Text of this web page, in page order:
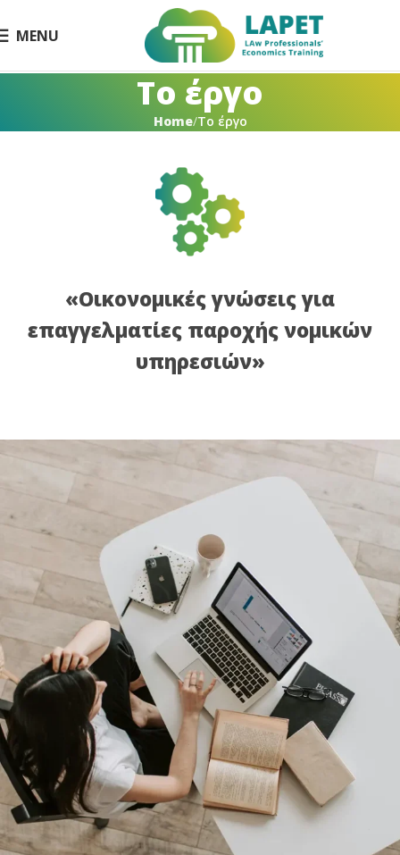
MENU
Το έργο
Home Το έργο
«Οικονομικές γνώσεις για
επαγγελματίες παροχής νομικών
υπηρεσιών»